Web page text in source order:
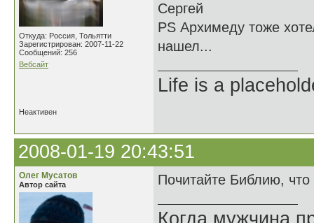
Откуда: Россия, Тольятти
Зарегистрирован: 2007-11-22
Сообщений: 256
Вебсайт
Сергей
PS Архимеду тоже
нашел...
Life is a
Неактивен
2008-01-19 20:43:51
Олег Мусатов
Автор сайта Почитайте Библию,
Когда мужчина